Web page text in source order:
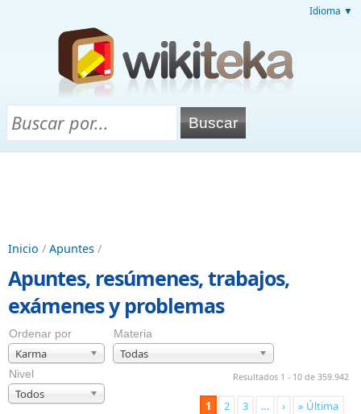
Idioma ▼
Inicio / Apuntes /
Apuntes, resúmenes, trabajos,
exámenes y problemas
Ordenar por
Karma
Materia
Todas
Nivel
Todos
Resultados 1 - 10 de 359.942
1 2 3 … › » Última